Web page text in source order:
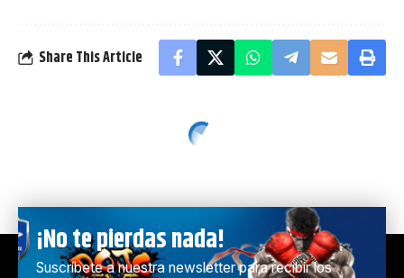
Share This Article
¡No te pierdas nada!
Suscríbete a nuestra newsletter para recibir los